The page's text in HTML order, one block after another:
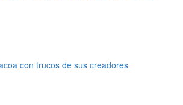
con trucos de sus creadores